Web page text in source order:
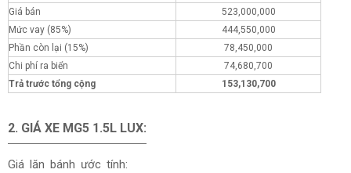
Giá bán
523,000,000
Mức vay (85%)
444,550,000
Phần còn lại (15%)
78,450,000
Chi phí ra biển
74,680,700
Trả trước tổng cộng
153,130,700
2. GIÁ XE MG5 1.5L LUX:
Giá lăn bánh ước tính: